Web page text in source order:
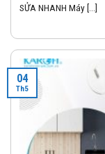
SỬA NHANH Máy [...]
04
Th5